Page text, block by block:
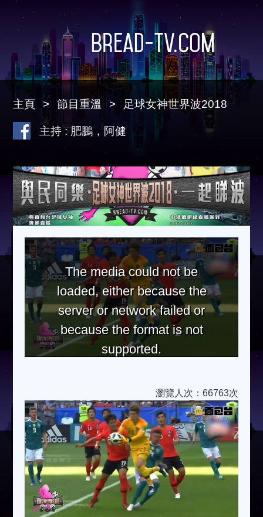
Bread-TV.com
主頁 節目重溫 足球女神世界波2018
主持 : 肥鵬，阿健
The media could not be
loaded, either because the
server or network failed or
because the format is not
supported.
瀏覽人次：66763次